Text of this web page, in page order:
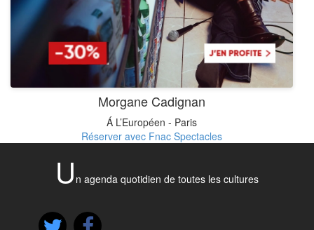
Morgane Cadignan
Á L’Européen - Paris
Réserver avec Fnac Spectacles
U n agenda quotidien de toutes les cultures